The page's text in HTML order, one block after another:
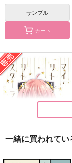
サンプル
作品詳細
まくらのかのじょ・完
スコシフシギファミリ
ー
とろみタツタ
専売
（税込）
ダミアン×アーニャ
サンプル
カート
一緒に買われてい